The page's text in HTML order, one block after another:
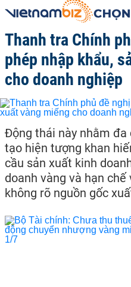
Thanh tra Chính
phép nhập khẩu,
cho doanh nghiệp
Động thái này nhằm đa
tạo hiện tượng khan
cầu sản xuất kinh
doanh vàng và hạn
không rõ nguồn gốc